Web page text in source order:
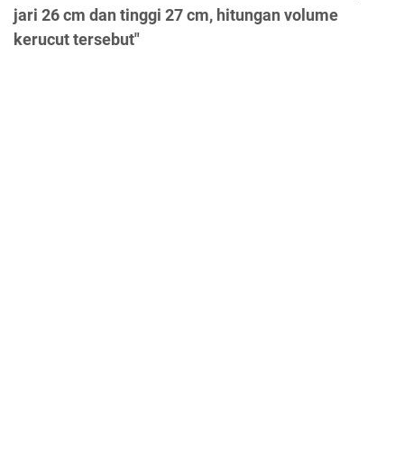
jari 26 cm dan tinggi 27 cm, hitungan volume
kerucut tersebut"